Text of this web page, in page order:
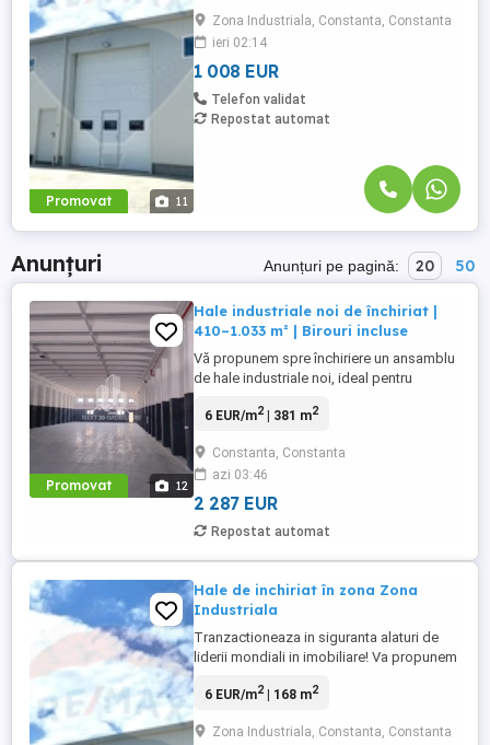
Promovat 11
separate, curent trifazic ,apa. Posibilitate
inchiriere birou separat, preturi intre 120-
150 euro+tva. In ...
Zona Industriala, Constanta, Constanta
ieri 02:14
1 008 EUR
Telefon validat
Repostat automat
Anunțuri Anunțuri pe pagină: 20 50
Promovat 12
Hale industriale noi de închiriat |
410–1.033 m² | Birouri incluse
Vă propunem spre închiriere un ansamblu
de hale industriale noi, ideal pentru
distribuție, producție ușoară sau servicii
hală tip C3, cu suprafețe utile variate și
posibilitate de adaptare în funcție de
necesitățile operaționale ...
6 EUR/m2| 381 m2
Constanta, Constanta
azi 03:46
2 287 EUR
Repostat automat
Hale de inchiriat în zona Zona
Industriala
Tranzactioneaza in siguranta alaturi de
liderii mondiali in imobiliare! Va propunem
suprafeta de 168mp, la pretul de
separate, curent trifazic ,apa. Posibilitate
6 EUR/m2| 168 m2
Zona Industriala, Constanta, Constanta